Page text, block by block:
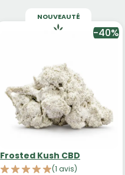
NOUVEAUTÉ
-40%
Frosted Kush CBD
(1 avis)